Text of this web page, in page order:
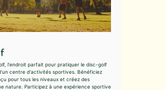
l'endroit parfait pour pratiquer le disc-golf
centre d'activités sportives. Bénéficiez
pour tous les niveaux et créez des
nature. Participez à une expérience sportive